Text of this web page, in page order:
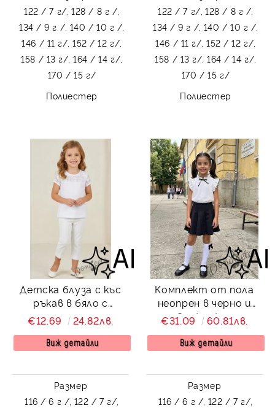
122 / 7 г/, 128 / 8 г /,
134 / 9 г /, 140 / 10 г /,
146 / 11 г/, 152 / 12 г/,
158 / 13 г/, 164 / 14 г/,
170 / 15 г/
Полиестер
122 / 7 г/, 128 / 8 г /,
134 / 9 г /, 140 / 10 г /,
146 / 11 г/, 152 / 12 г/,
158 / 13 г/, 164 / 14 г/,
170 / 15 г/
Полиестер
Детска блуза с къс
ръкав в бяло с
дантела
€12.69 24.82лв.
Виж детайли
Размер
116 / 6 г /, 122 / 7 г/,
Комплект от пола
неопрен в черно и
риза Contrast с черна
панделка и къдрички
€31.09 60.81лв.
Виж детайли
Размер
116 / 6 г /, 122 / 7 г/,